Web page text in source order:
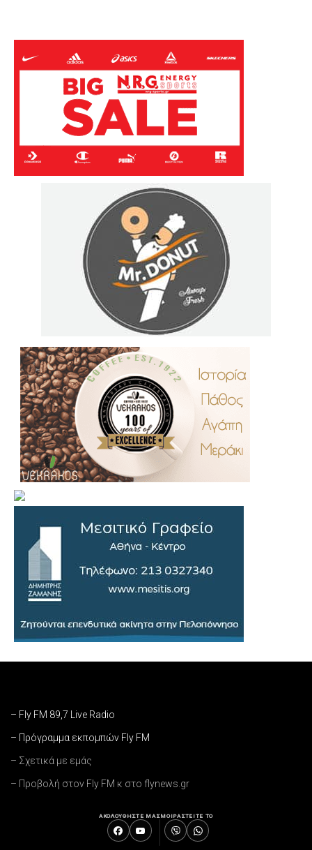
– Fly FM 89,7 Live Radio
– Πρόγραμμα εκπομπών Fly FM
– Σχετικά με εμάς
– Προβολή στον Fly FM κ στο flynews.gr
ΑΚΟΛΟΥΘΗΣΤΕ ΜΑΣΜΟΙΡΑΣΤΕΙΤΕ ΤΟ